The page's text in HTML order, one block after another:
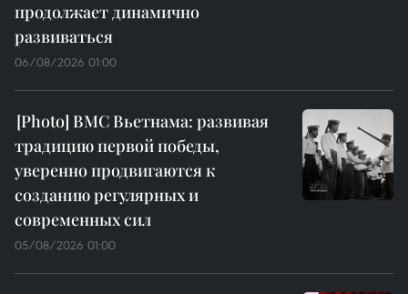
продолжает динамично
развиваться
06/08/2026 01:00
ВМС Вьетнама: развивая
традицию первой победы,
уверенно продвигаются к
созданию регулярных и
современных сил
05/08/2026 01:00